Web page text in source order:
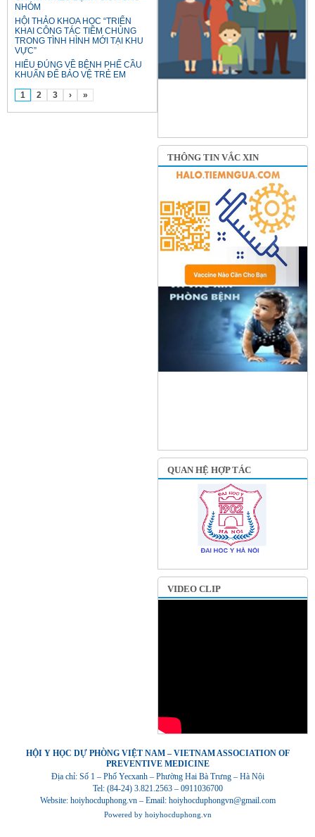
NHÓM
HỘI THẢO KHOA HỌC “TRIỂN
KHAI CÔNG TÁC TIÊM CHỦNG
TRONG TÌNH HÌNH MỚI TẠI KHU
VỰC”
HIỂU ĐÚNG VỀ BỆNH PHẾ CẦU
KHUẨN ĐỂ BẢO VỆ TRẺ EM
1 2 3 › »
THÔNG TIN VẮC XIN
QUAN HỆ HỢP TÁC
VIDEO CLIP
HỘI Y HỌC DỰ PHÒNG VIỆT NAM – VIETNAM ASSOCIATION OF
PREVENTIVE MEDICINE
Địa chỉ: Số 1 – Phố Yecxanh – Phường Hai Bà Trưng – Hà Nội
Tel: (84-24) 3.821.2563 – 0911036700
Website: hoiyhocduphong.vn – Email: hoiyhocduphongvn@gmail.com
Powered by hoiyhocduphong.vn